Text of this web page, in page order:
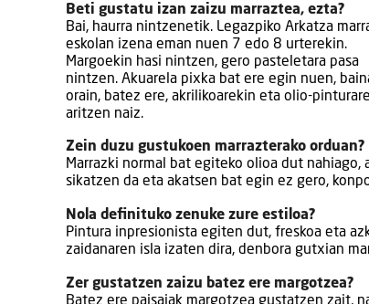
Beti gustatu izan zaizu marraztea, ezta?
Bai, haurra nintzenetik. Legazpiko Arkatza
eskolan izena eman nuen 7 edo 8 urterekin.
Margoekin hasi nintzen, gero pasteletara pasa
nintzen. Akuarela pixka bat ere egin nuen,
orain, batez ere, akrilikoarekin eta olio-
aritzen naiz.
Zein duzu gustukoen marrazterako orduan?
Marrazki normal bat egiteko olioa dut nahiago,
sikatzen da eta akatsen bat egin ez gero,
Nola definituko zenuke zure estiloa?
Pintura inpresionista egiten dut, freskoa eta
zaidanaren isla izaten dira, denbora gutxian
Zer gustatzen zaizu batez ere margotzea?
Batez ere paisaiak margotzea gustatzen zait,